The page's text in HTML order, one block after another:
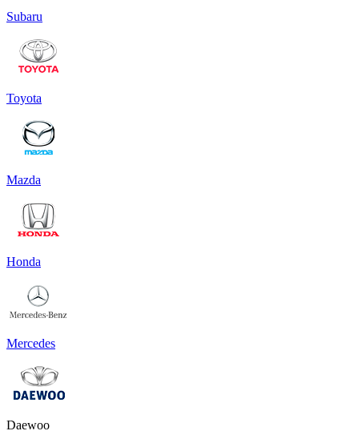
Subaru
Toyota
Mazda
Honda
Mercedes
Daewoo